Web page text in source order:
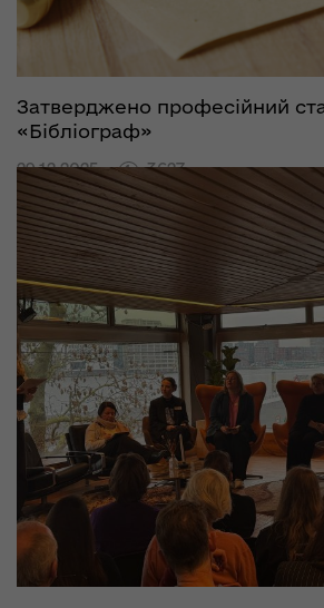
Затверджено професійний
«Бібліограф»
29.12.2025 3627